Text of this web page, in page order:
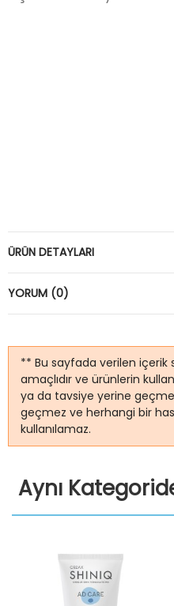
ÜRÜN DETAYLARI
YORUM (0)
** Bu sayfada verilen
amaçlıdır ve ürünlerin
ya da tavsiye yerine
geçmez ve herhangi bir
kullanılamaz.
Aynı